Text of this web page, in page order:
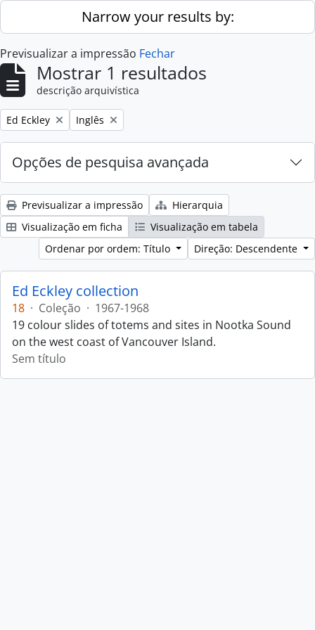
Skip to main contentNarrow your results by:
Previsualizar a impressão Fechar
Mostrar 1 resultados
descrição arquivística
Remove filter:
Ed Eckley Remove filter:
Inglês
Opções de pesquisa avançada
Previsualizar a impressão
Hierarquia
Visualização em ficha
Visualização em tabela
Ordenar por ordem: Título
Direção: Descendente
Ed Eckley collection
18 · Coleção · 1967-1968
19 colour slides of totems and sites in Nootka Sound
on the west coast of Vancouver Island.
Sem título